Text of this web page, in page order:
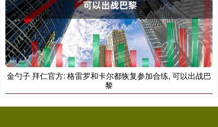
金勺子 拜仁官方: 格雷罗和卡尔都恢复参加合练, 可以出战巴
黎